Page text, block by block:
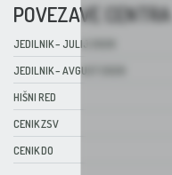
POVEZAVE CENTRA
JEDILNIK – JULIJ 2026
JEDILNIK – AVGUST 2026
HIŠNI RED
CENIK ZSV
CENIK DO